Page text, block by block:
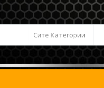
Сите Категории